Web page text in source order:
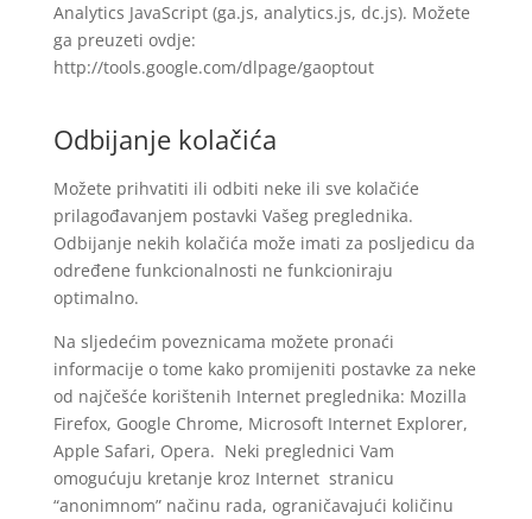
Analytics JavaScript (ga.js, analytics.js, dc.js). Možete
ga preuzeti ovdje:
http://tools.google.com/dlpage/gaoptout
Odbijanje kolačića
Možete prihvatiti ili odbiti neke ili sve kolačiće
prilagođavanjem postavki Vašeg preglednika.
Odbijanje nekih kolačića može imati za posljedicu da
određene funkcionalnosti ne funkcioniraju
optimalno.
Na sljedećim poveznicama možete pronaći
informacije o tome kako promijeniti postavke za neke
od najčešće korištenih Internet preglednika: Mozilla
Firefox, Google Chrome, Microsoft Internet Explorer,
Apple Safari, Opera. Neki preglednici Vam
omogućuju kretanje kroz Internet stranicu
“anonimnom” načinu rada, ograničavajući količinu